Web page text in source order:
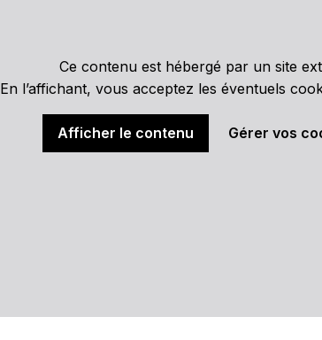
Ce contenu est hébergé par un site
En l’affichant, vous acceptez les éventuels
Afficher le contenu Gérer vos